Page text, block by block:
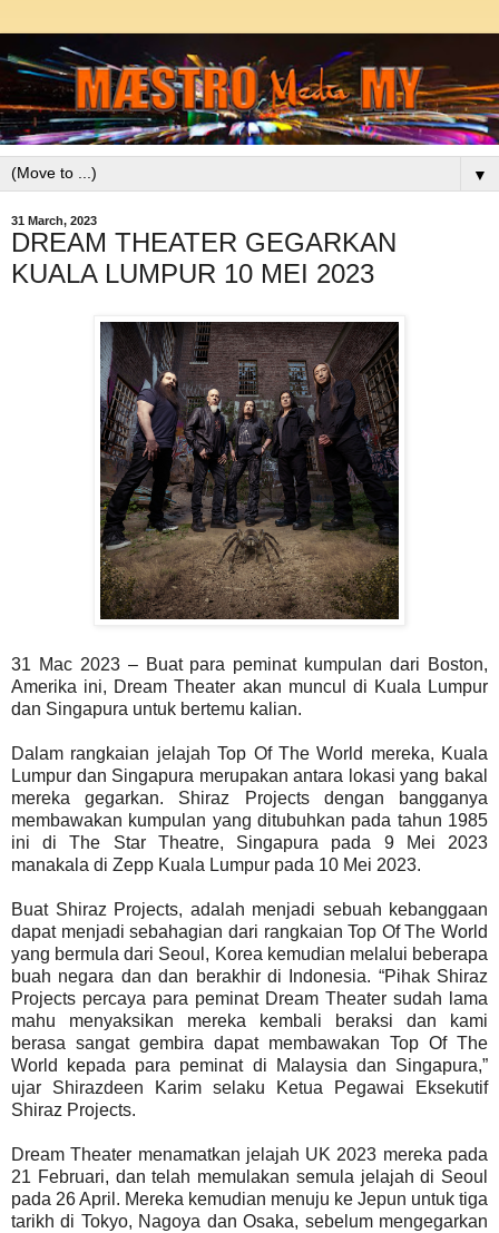
▼
31 March, 2023
DREAM THEATER GEGARKAN
KUALA LUMPUR 10 MEI 2023
31 Mac 2023 – Buat para peminat kumpulan dari Boston,
Amerika ini, Dream Theater akan muncul di Kuala Lumpur
dan Singapura untuk bertemu kalian.
Dalam rangkaian jelajah Top Of The World mereka, Kuala
Lumpur dan Singapura merupakan antara lokasi yang bakal
mereka gegarkan. Shiraz Projects dengan bangganya
membawakan kumpulan yang ditubuhkan pada tahun 1985
ini di The Star Theatre, Singapura pada 9 Mei 2023
manakala di Zepp Kuala Lumpur pada 10 Mei 2023.
Buat Shiraz Projects, adalah menjadi sebuah kebanggaan
dapat menjadi sebahagian dari rangkaian Top Of The World
yang bermula dari Seoul, Korea kemudian melalui beberapa
buah negara dan dan berakhir di Indonesia. “Pihak Shiraz
Projects percaya para peminat Dream Theater sudah lama
mahu menyaksikan mereka kembali beraksi dan kami
berasa sangat gembira dapat membawakan Top Of The
World kepada para peminat di Malaysia dan Singapura,”
ujar Shirazdeen Karim selaku Ketua Pegawai Eksekutif
Shiraz Projects.
Dream Theater menamatkan jelajah UK 2023 mereka pada
21 Februari, dan telah memulakan semula jelajah di Seoul
pada 26 April. Mereka kemudian menuju ke Jepun untuk tiga
tarikh di Tokyo, Nagoya dan Osaka, sebelum mengegarkan